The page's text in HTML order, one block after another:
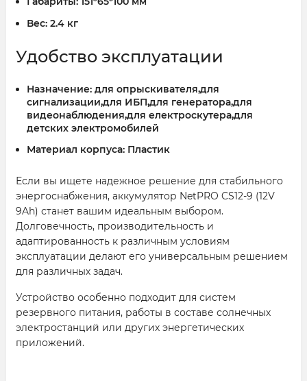
Вес: 2.4 кг
Удобство эксплуатации
Назначение: для опрыскивателя,для
сигнализации,для ИБП,для генератора,для
видеонаблюдения,для електроскутера,для
детских электромобилей
Материал корпуса: Пластик
Если вы ищете надежное решение для стабильного
энергоснабжения, аккумулятор NetPRO CS12-9 (12V
9Ah) станет вашим идеальным выбором.
Долговечность, производительность и
адаптированность к различным условиям
эксплуатации делают его универсальным решением
для различных задач.
Устройство особенно подходит для систем
резервного питания, работы в составе солнечных
электростанций или других энергетических
приложений.